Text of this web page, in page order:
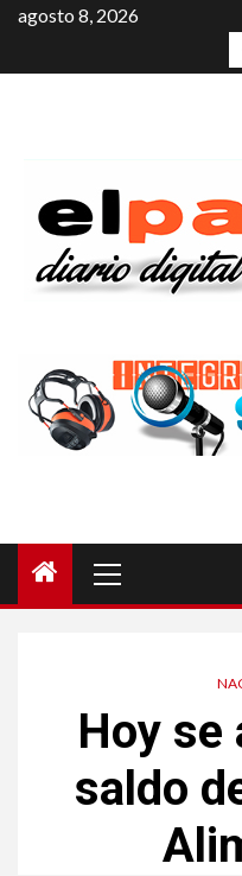
agosto 8, 2026
Hoy se
saldo